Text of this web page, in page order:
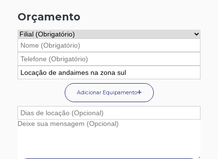
Orçamento
Adicionar Equipamento